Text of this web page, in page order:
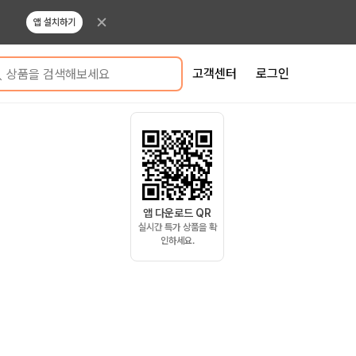
앱 설치하기
상품을 검색해보세요 고객센터 로그인
앱 다운로드 QR
실시간 특가 상품을 확
인하세요.